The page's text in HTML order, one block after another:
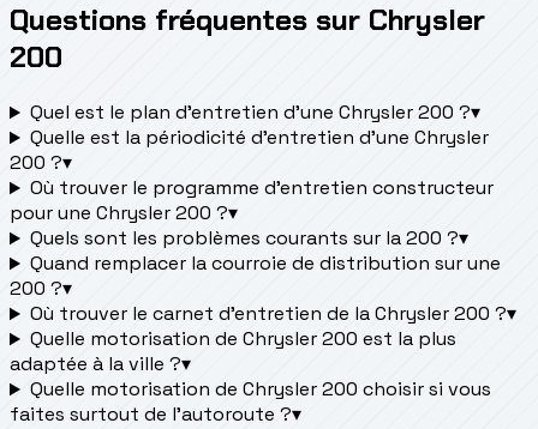
Questions fréquentes sur Chrysler
200
Quel est le plan d’entretien d’une Chrysler 200 ?▾
Quelle est la périodicité d’entretien d’une Chrysler
200 ?▾
Où trouver le programme d’entretien constructeur
pour une Chrysler 200 ?▾
Quels sont les problèmes courants sur la 200 ?▾
Quand remplacer la courroie de distribution sur une
200 ?▾
Où trouver le carnet d'entretien de la Chrysler 200 ?▾
Quelle motorisation de Chrysler 200 est la plus
adaptée à la ville ?▾
Quelle motorisation de Chrysler 200 choisir si vous
faites surtout de l'autoroute ?▾